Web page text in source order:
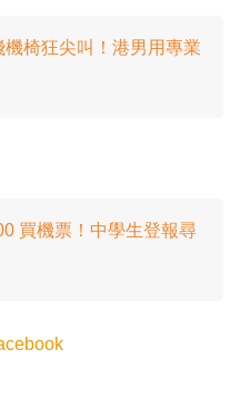
機椅狂尖叫！港男用專業
買機票！中學生登報尋